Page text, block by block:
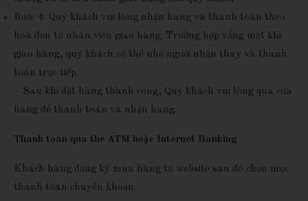
Bước 4: Quý khách vui lòng nhận hàng và thanh toán theo
hoá đơn từ nhân viên giao hàng. Trường hợp vắng mặt khi
giao hàng, quý khách có thể nhờ người nhận thay và thanh
toán trực tiếp.
– Sau khi đặt hàng thành công, Quý khách vui lòng qua cửa
hàng để thanh toán và nhận hàng.
Thanh toán qua thẻ ATM hoặc Internet Banking
Khách hàng đăng ký mua hàng từ website sau đó chọn mục
thanh toán chuyển khoản.